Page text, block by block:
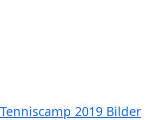
Tenniscamp 2019 Bilder